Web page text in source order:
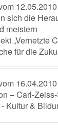
12.05.2010
sich die
meistern
„Vernetzte
für die
16.04.2010
– Carl-
Kultur &